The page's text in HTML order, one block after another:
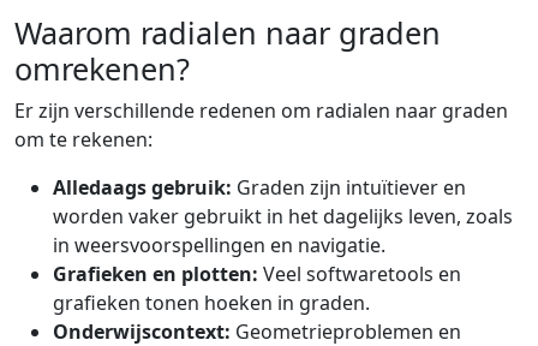
Waarom radialen naar graden
omrekenen?
Er zijn verschillende redenen om radialen naar graden
om te rekenen:
Alledaags gebruik: Graden zijn intuïtiever en
worden vaker gebruikt in het dagelijks leven, zoals
in weersvoorspellingen en navigatie.
Grafieken en plotten: Veel softwaretools en
grafieken tonen hoeken in graden.
Onderwijscontext: Geometrieproblemen en